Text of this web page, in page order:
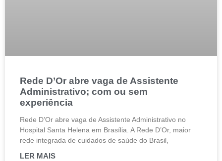
Rede D’Or abre vaga de Assistente
Administrativo; com ou sem
experiência
Rede D’Or abre vaga de Assistente Administrativo no
Hospital Santa Helena em Brasília. A Rede D’Or, maior
rede integrada de cuidados de saúde do Brasil,
LER MAIS